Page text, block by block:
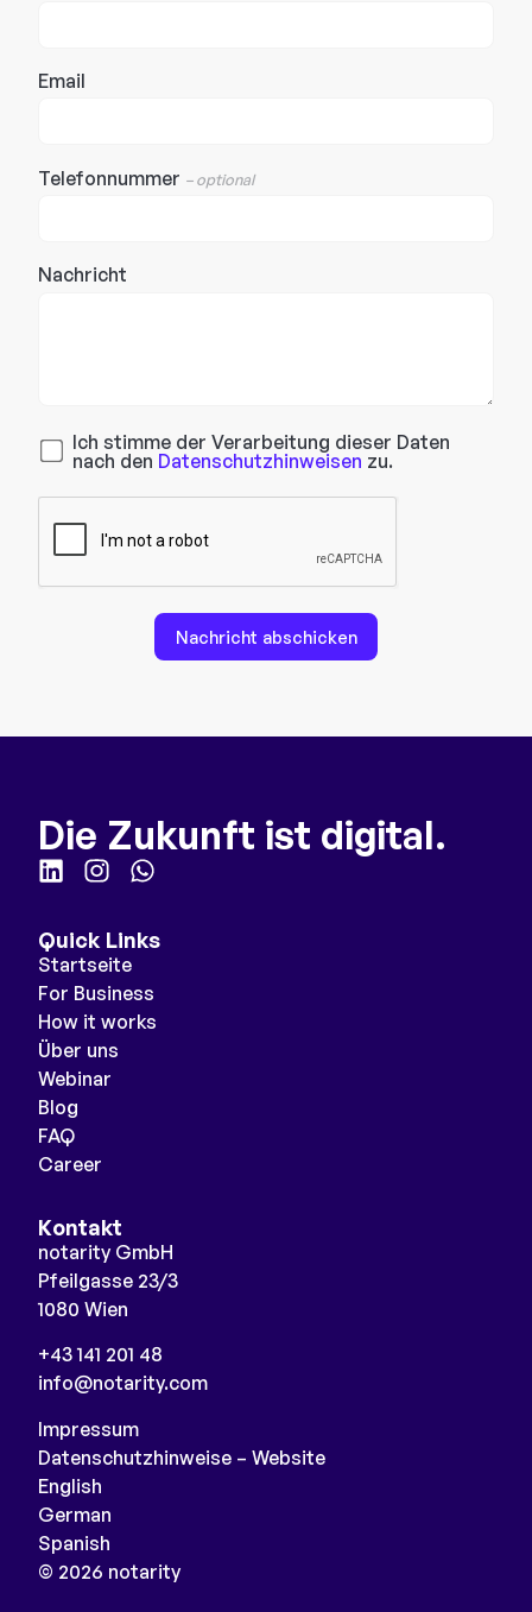
Email
Telefonnummer – optional
Nachricht
Ich stimme der Verarbeitung dieser Daten
nach den Datenschutzhinweisen zu.
Nachricht abschicken
Die Zukunft ist digital.
Quick Links
Startseite
For Business
How it works
Über uns
Webinar
Blog
FAQ
Career
Kontakt
notarity GmbH
Pfeilgasse 23/3
1080 Wien
+43 141 201 48
info@notarity.com
© 2026 notarity
Impressum
Datenschutzhinweise – Website
English
German
Spanish